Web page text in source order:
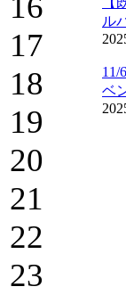
17
18
19
20
21
22
23
ル
11/
ベ